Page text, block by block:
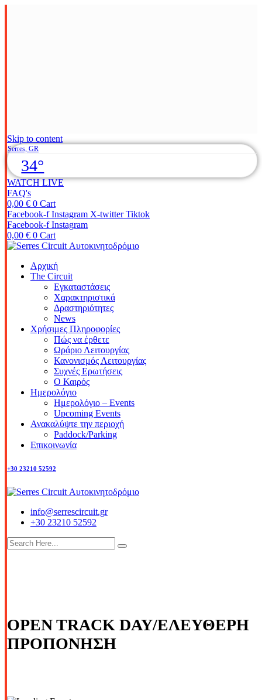
Skip to content
Serres, GR
34°
WATCH LIVE
FAQ's
0,00 € 0 Cart
Facebook-f Instagram X-twitter Tiktok
Facebook-f Instagram
0,00 € 0 Cart
Αρχική
The Circuit
Εγκαταστάσεις
Χαρακτηριστικά
Δραστηριότητες
News
Χρήσιμες Πληροφορίες
Πώς να έρθετε
Ωράριο Λειτουργίας
Κανονισμός Λειτουργίας
Συχνές Ερωτήσεις
Ο Καιρός
Ημερολόγιο
Ημερολόγιο – Events
Upcoming Events
Ανακαλύψτε την περιοχή
Paddock/Parking
Επικοινωνία
+30 23210 52592
info@serrescircuit.gr
+30 23210 52592
OPEN TRACK DAY/ΕΛΕΥΘΕΡΗ
ΠΡΟΠΟΝΗΣΗ